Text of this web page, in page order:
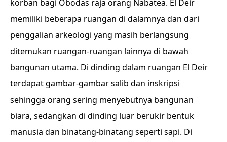
korban bagi Obodas raja orang Nabatea. El Deir
memiliki beberapa ruangan di dalamnya dan dari
penggalian arkeologi yang masih berlangsung
ditemukan ruangan-ruangan lainnya di bawah
bangunan utama. Di dinding dalam ruangan El Deir
terdapat gambar-gambar salib dan inskripsi
sehingga orang sering menyebutnya bangunan
biara, sedangkan di dinding luar berukir bentuk
manusia dan binatang-binatang seperti sapi. Di